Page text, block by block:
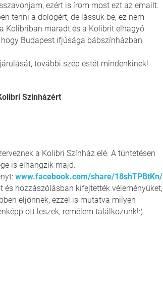
ezért is írom most ezt az emailt.
tenni a dologért, de lássuk be, ez nem
Kolibriban maradt és a Kolibrit elhagyó
Budapest ifjúsága bábszínházban
további szép estét mindenkinek!
Szinházért
a Kolibri Színház elé. A tüntetésen
is elhangzik majd.
www.facebook.com/share/18shTPBtKn/
hozzászólásban kifejtették véleményüket,
eljönnek, ezzel is mutatva milyen
ott leszek, remélem találkozunk!:)